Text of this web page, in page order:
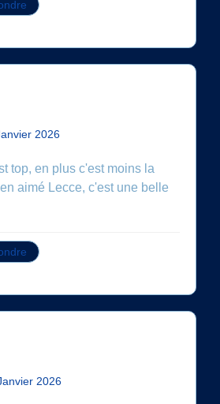
2026
top, en plus c'est moins la
aimé Lecce, c'est une belle
2026